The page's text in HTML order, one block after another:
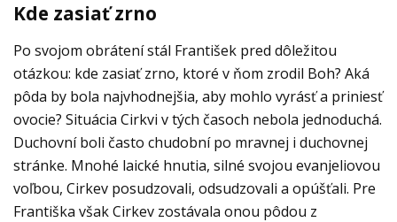
Kde zasiať zrno
Po svojom obrátení stál František pred dôležitou
otázkou: kde zasiať zrno, ktoré v ňom zrodil Boh? Aká
pôda by bola najvhodnejšia, aby mohlo vyrásť a priniesť
ovocie? Situácia Cirkvi v tých časoch nebola jednoduchá.
Duchovní boli často chudobní po mravnej i duchovnej
stránke. Mnohé laické hnutia, silné svojou evanjeliovou
voľbou, Cirkev posudzovali, odsudzovali a opúšťali. Pre
Františka však Cirkev zostávala onou pôdou z